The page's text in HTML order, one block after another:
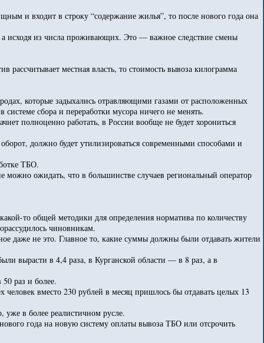
и входит в строку “содержание жилья”, то после нового года она
а исходя из числа проживающих. Это — важное следствие смены
местная власть, то стоимость вывоза килограмма
которые задыхались отравляющими газами от расположенных
системе сбора и переработки мусора ничего не менять.
полноценно работать, в России вообще не будет хорониться
должно будет утилизироваться современными способами и
ТБО.
ожидать, что в большинстве случаев региональный оператор
то общей методики для определения норматива по количеству
чиновникам.
даже не это. Главное то, какие суммы должны были отдавать жители
вырасти в 4,4 раза, в Курганской области — в 8 раз, а в
раз и более.
человек вместо 230 рублей в месяц пришлось бы отдавать целых 13
уже в более реалистичном русле.
года на новую систему оплаты вывоза ТБО или отсрочить